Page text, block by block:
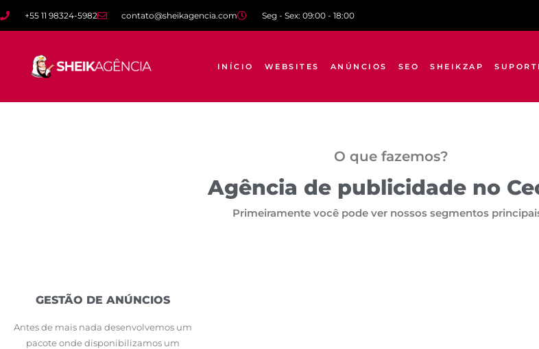
+55 11 98324-5982 contato@sheikagencia.com Seg - Sex: 09:00 - 18:00
INÍCIO WEBSITES ANÚNCIOS SEO SHEIKZAP
O que fazemos?
Agência de publicidade no
Primeiramente você pode ver nossos segmentos
GESTÃO DE ANÚNCIOS
Antes de mais nada desenvolvemos um
pacote onde disponibilizamos um